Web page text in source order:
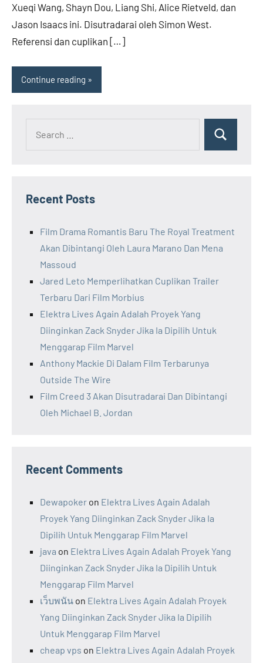
Xueqi Wang, Shayn Dou, Liang Shi, Alice Rietveld, dan
Jason Isaacs ini. Disutradarai oleh Simon West.
Referensi dan cuplikan […]
Continue reading
Recent Posts
Film Drama Romantis Baru The Royal Treatment
Akan Dibintangi Oleh Laura Marano Dan Mena
Massoud
Jared Leto Memperlihatkan Cuplikan Trailer
Terbaru Dari Film Morbius
Elektra Lives Again Adalah Proyek Yang
Diinginkan Zack Snyder Jika Ia Dipilih Untuk
Menggarap Film Marvel
Anthony Mackie Di Dalam Film Terbarunya
Outside The Wire
Film Creed 3 Akan Disutradarai Dan Dibintangi
Oleh Michael B. Jordan
Recent Comments
Dewapoker on Elektra Lives Again Adalah
Proyek Yang Diinginkan Zack Snyder Jika Ia
Dipilih Untuk Menggarap Film Marvel
java on Elektra Lives Again Adalah Proyek Yang
Diinginkan Zack Snyder Jika Ia Dipilih Untuk
Menggarap Film Marvel
เว็บพนัน on Elektra Lives Again Adalah Proyek
Yang Diinginkan Zack Snyder Jika Ia Dipilih
Untuk Menggarap Film Marvel
cheap vps on Elektra Lives Again Adalah Proyek